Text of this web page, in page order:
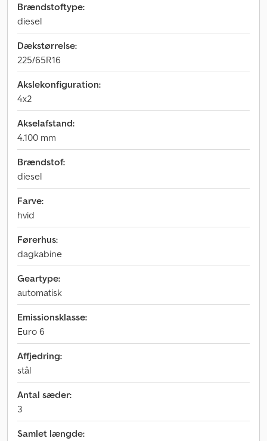
Brændstoftype:
diesel
Dækstørrelse:
225/65R16
Akslekonfiguration:
4x2
Akselafstand:
4.100 mm
Brændstof:
diesel
Farve:
hvid
Førerhus:
dagkabine
Geartype:
automatisk
Emissionsklasse:
Euro 6
Affjedring:
stål
Antal sæder:
3
Samlet længde: